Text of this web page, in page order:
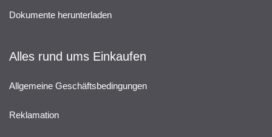
Dokumente herunterladen
Alles rund ums Einkaufen
Allgemeine Geschäftsbedingungen
Reklamation